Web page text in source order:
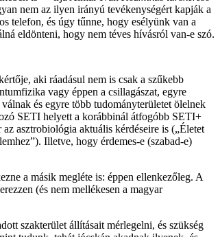
nem az ilyen irányú tevékenységért kapják a
telefon, és úgy tűnne, hogy esélyünk van a
eldönteni, hogy nem téves hívásról van-e szó.
aki ráadásul nem is csak a szűkebb
vagy éppen a csillagászat, egyre
és egyre több tudományterületet ölelnek
SETI helyett a korábbinál átfogóbb SETI+
asztrobiológia aktuális kérdéseire is („Életet
Illetve, hogy érdemes-e (szabad-e)
a másik megléte is: éppen ellenkezőleg. A
(és nem mellékesen a magyar
szakterület állításait mérlegelni, és szükség